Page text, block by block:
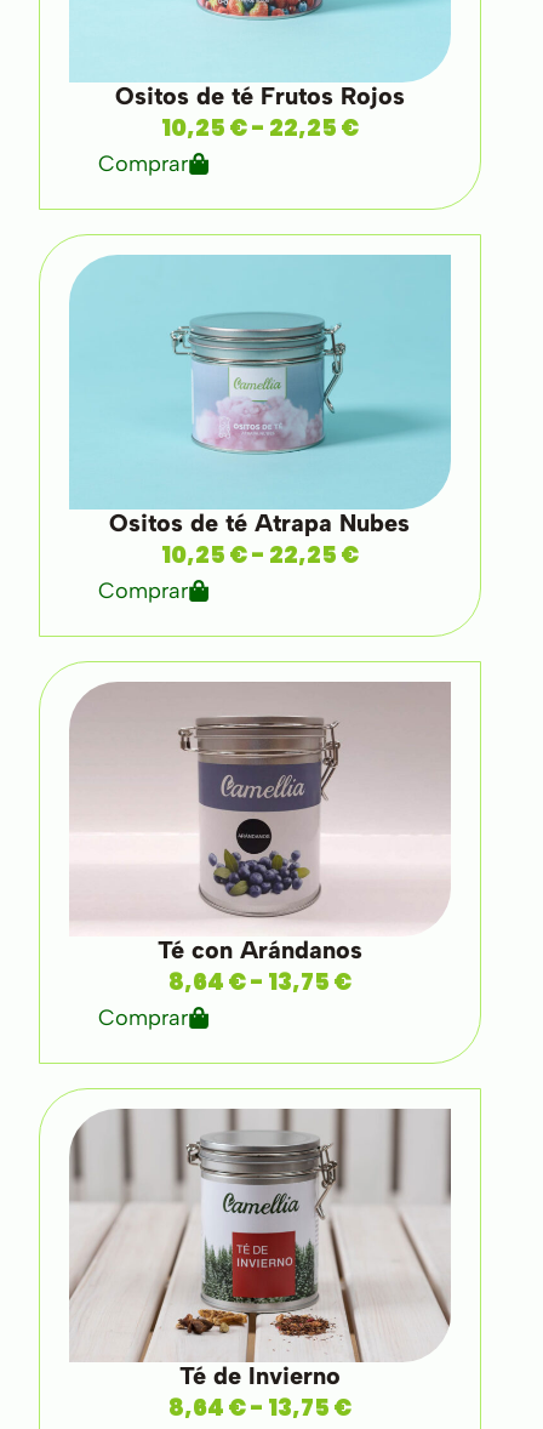
Ositos de té Frutos Rojos
10,25€- 22,25€
Comprar
Ositos de té Atrapa Nubes
10,25€- 22,25€
Comprar
Té con Arándanos
8,64€- 13,75€
Comprar
Té de Invierno
8,64€- 13,75€